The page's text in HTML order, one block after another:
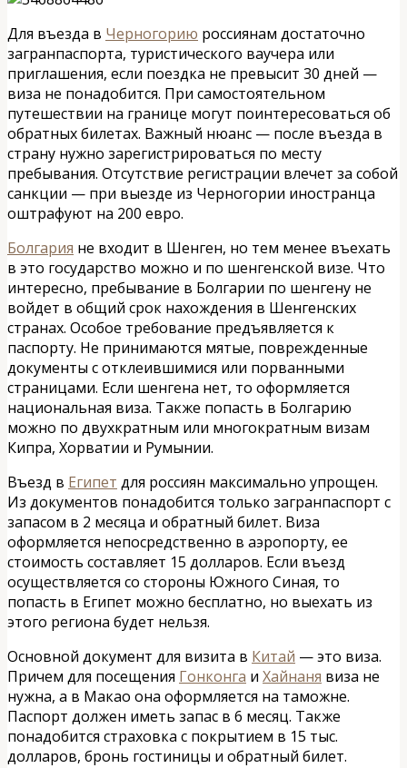
Для въезда в Черногорию россиянам достаточно
загранпаспорта, туристического ваучера или
приглашения, если поездка не превысит 30 дней —
виза не понадобится. При самостоятельном
путешествии на границе могут поинтересоваться об
обратных билетах. Важный нюанс — после въезда в
страну нужно зарегистрироваться по месту
пребывания. Отсутствие регистрации влечет за собой
санкции — при выезде из Черногории иностранца
оштрафуют на 200 евро.
Болгария не входит в Шенген, но тем менее въехать
в это государство можно и по шенгенской визе. Что
интересно, пребывание в Болгарии по шенгену не
войдет в общий срок нахождения в Шенгенских
странах. Особое требование предъявляется к
паспорту. Не принимаются мятые, поврежденные
документы с отклеившимися или порванными
страницами. Если шенгена нет, то оформляется
национальная виза. Также попасть в Болгарию
можно по двухкратным или многократным визам
Кипра, Хорватии и Румынии.
Въезд в Египет для россиян максимально упрощен.
Из документов понадобится только загранпаспорт с
запасом в 2 месяца и обратный билет. Виза
оформляется непосредственно в аэропорту, ее
стоимость составляет 15 долларов. Если въезд
осуществляется со стороны Южного Синая, то
попасть в Египет можно бесплатно, но выехать из
этого региона будет нельзя.
Основной документ для визита в Китай — это виза.
Причем для посещения Гонконга и Хайнаня виза не
нужна, а в Макао она оформляется на таможне.
Паспорт должен иметь запас в 6 месяц. Также
понадобится страховка с покрытием в 15 тыс.
долларов, бронь гостиницы и обратный билет.